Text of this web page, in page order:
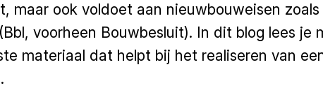
ook voldoet aan nieuwbouweisen zoals
voorheen Bouwbesluit). In dit blog lees je
materiaal dat helpt bij het realiseren van